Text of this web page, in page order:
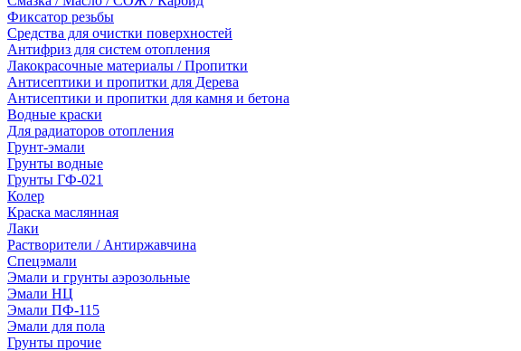
Фиксатор резьбы
Средства для очистки поверхностей
Антифриз для систем отопления
Лакокрасочные материалы / Пропитки
Антисептики и пропитки для Дерева
Антисептики и пропитки для камня и бетона
Водные краски
Для радиаторов отопления
Грунт-эмали
Грунты водные
Грунты ГФ-021
Колер
Краска маслянная
Лаки
Растворители / Антиржавчина
Спецэмали
Эмали и грунты аэрозольные
Эмали НЦ
Эмали ПФ-115
Эмали для пола
Грунты прочие